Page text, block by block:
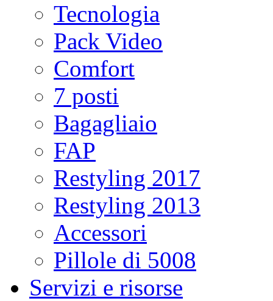
Tecnologia
Pack Video
Comfort
7 posti
Bagagliaio
FAP
Restyling 2017
Restyling 2013
Accessori
Pillole di 5008
Servizi e risorse